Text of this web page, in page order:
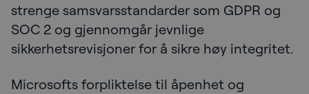
strenge samsvarsstandarder som GDPR og
SOC 2 og gjennomgår jevnlige
sikkerhetsrevisjoner for å sikre høy integritet.
Microsofts forpliktelse til åpenhet og